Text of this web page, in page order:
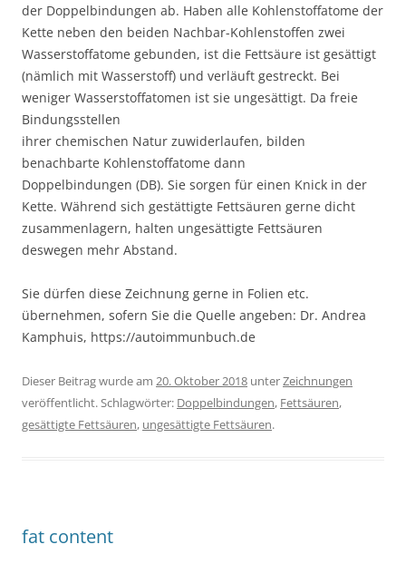
der Doppelbindungen ab. Haben alle Kohlenstoffatome der
Kette neben den beiden Nachbar-Kohlenstoffen zwei
Wasserstoffatome gebunden, ist die Fettsäure ist gesättigt
(nämlich mit Wasserstoff) und verläuft gestreckt. Bei
weniger Wasserstoffatomen ist sie ungesättigt. Da freie
Bindungsstellen
ihrer chemischen Natur zuwiderlaufen, bilden
benachbarte Kohlenstoffatome dann
Doppelbindungen (DB). Sie sorgen für einen Knick in der
Kette. Während sich gestättigte Fettsäuren gerne dicht
zusammenlagern, halten ungesättigte Fettsäuren
deswegen mehr Abstand.
Sie dürfen diese Zeichnung gerne in Folien etc.
übernehmen, sofern Sie die Quelle angeben: Dr. Andrea
Kamphuis, https://autoimmunbuch.de
Dieser Beitrag wurde am 20. Oktober 2018 unterZeichnungen
veröffentlicht. Schlagwörter: Doppelbindungen, Fettsäuren,
gesättigte Fettsäuren, ungesättigte Fettsäuren.
fat content